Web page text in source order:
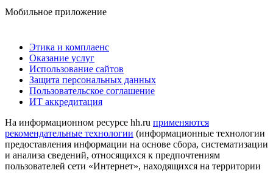
Мобильное приложение
Этика и комплаенс
Оказание услуг
Использование сайтов
Защита персональных данных
Пользовательское соглашение
ИТ аккредитация
На информационном ресурсе hh.ru применяются
рекомендательные технологии (информационные технологии
предоставления информации на основе сбора, систематизации
и анализа сведений, относящихся к предпочтениям
пользователей сети «Интернет», находящихся на территории